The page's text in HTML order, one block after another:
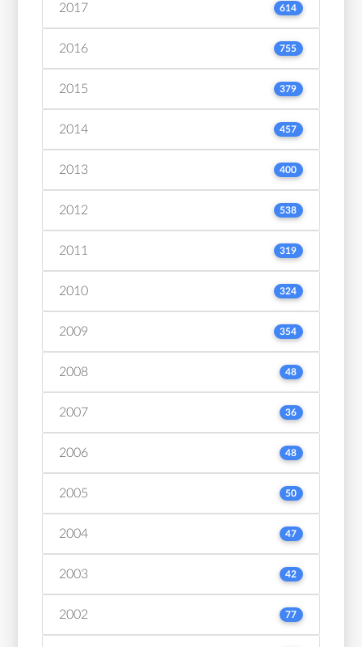
2017 614
2016 755
2015 379
2014 457
2013 400
2012 538
2011 319
2010 324
2009 354
2008 48
2007 36
2006 48
2005 50
2004 47
2003 42
2002 77